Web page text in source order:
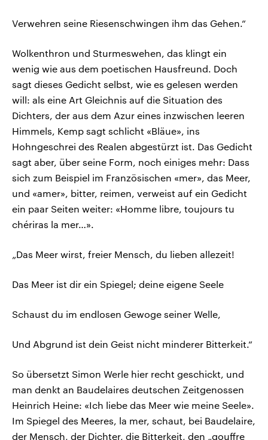
Verwehren seine Riesenschwingen ihm das Gehen.“
Wolkenthron und Sturmeswehen, das klingt ein
wenig wie aus dem poetischen Hausfreund. Doch
sagt dieses Gedicht selbst, wie es gelesen werden
will: als eine Art Gleichnis auf die Situation des
Dichters, der aus dem Azur eines inzwischen leeren
Himmels, Kemp sagt schlicht «Bläue», ins
Hohngeschrei des Realen abgestürzt ist. Das Gedicht
sagt aber, über seine Form, noch einiges mehr: Dass
sich zum Beispiel im Französischen «mer», das Meer,
und «amer», bitter, reimen, verweist auf ein Gedicht
ein paar Seiten weiter: «Homme libre, toujours tu
chériras la mer…».
„Das Meer wirst, freier Mensch, du lieben allezeit!
Das Meer ist dir ein Spiegel; deine eigene Seele
Schaust du im endlosen Gewoge seiner Welle,
Und Abgrund ist dein Geist nicht minderer Bitterkeit.“
So übersetzt Simon Werle hier recht geschickt, und
man denkt an Baudelaires deutschen Zeitgenossen
Heinrich Heine: «Ich liebe das Meer wie meine Seele».
Im Spiegel des Meeres, la mer, schaut, bei Baudelaire,
der Mensch, der Dichter, die Bitterkeit, den „gouffre